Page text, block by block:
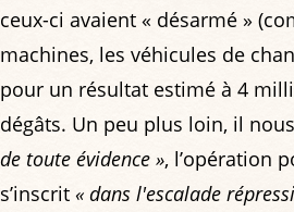
ceux-ci avaient « désarmé »
machines, les véhicules de
pour un résultat estimé à 4
dégâts. Un peu plus loin, il
de toute évidence », l’opération
s’inscrit « dans l'escalade